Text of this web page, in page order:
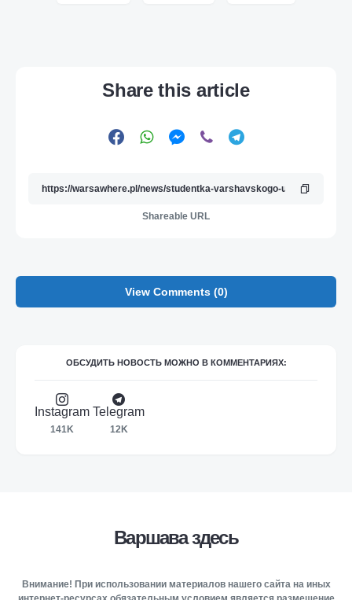
Share this article
Shareable URL
View Comments (0)
ОБСУДИТЬ НОВОСТЬ МОЖНО В КОММЕНТАРИЯХ:
Instagram
141K
Telegram
12K
Варшава здесь
Внимание! При использовании материалов нашего сайта на иных